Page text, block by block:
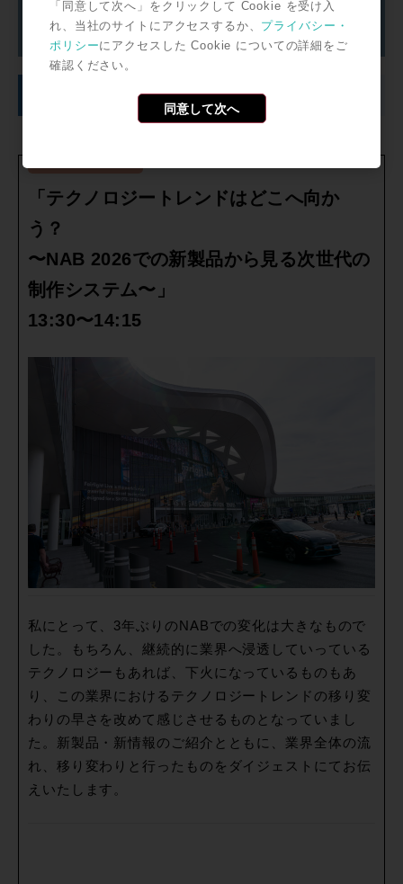
◎セッションのご案内
「テクノロジートレンドはどこへ向か
う？
〜NAB 2026での新製品から見る次世代の
制作システム〜」
13:30〜14:15
私にとって、3年ぶりのNABでの変化は大きなもので
した。もちろん、継続的に業界へ浸透していっている
テクノロジーもあれば、下火になっているものもあ
り、この業界におけるテクノロジートレンドの移り変
わりの早さを改めて感じさせるものとなっていまし
た。新製品・新情報のご紹介とともに、業界全体の流
れ、移り変わりと行ったものをダイジェストにてお伝
えいたします。
「同意して次へ」をクリックして Cookie を受け入
れ、当社のサイトにアクセスするか、 プライバシー・
ポリシーにアクセスした Cookie についての詳細をご
確認ください。
同意して次へ